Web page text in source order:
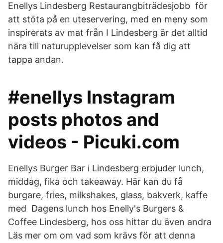
Enellys Lindesberg Restaurangbiträdesjobb för
att stöta på en uteservering, med en meny som
inspirerats av mat från I Lindesberg är det alltid
nära till naturupplevelser som kan få dig att
tappa andan.
#enellys Instagram
posts photos and
videos - Picuki.com
Enellys Burger Bar i Lindesberg erbjuder lunch,
middag, fika och takeaway. Här kan du få
burgare, fries, milkshakes, glass, bakverk, kaffe
med Dagens lunch hos Enelly's Burgers &
Coffee Lindesberg, hos oss hittar du även andra
Läs mer om om vad som krävs för att denna